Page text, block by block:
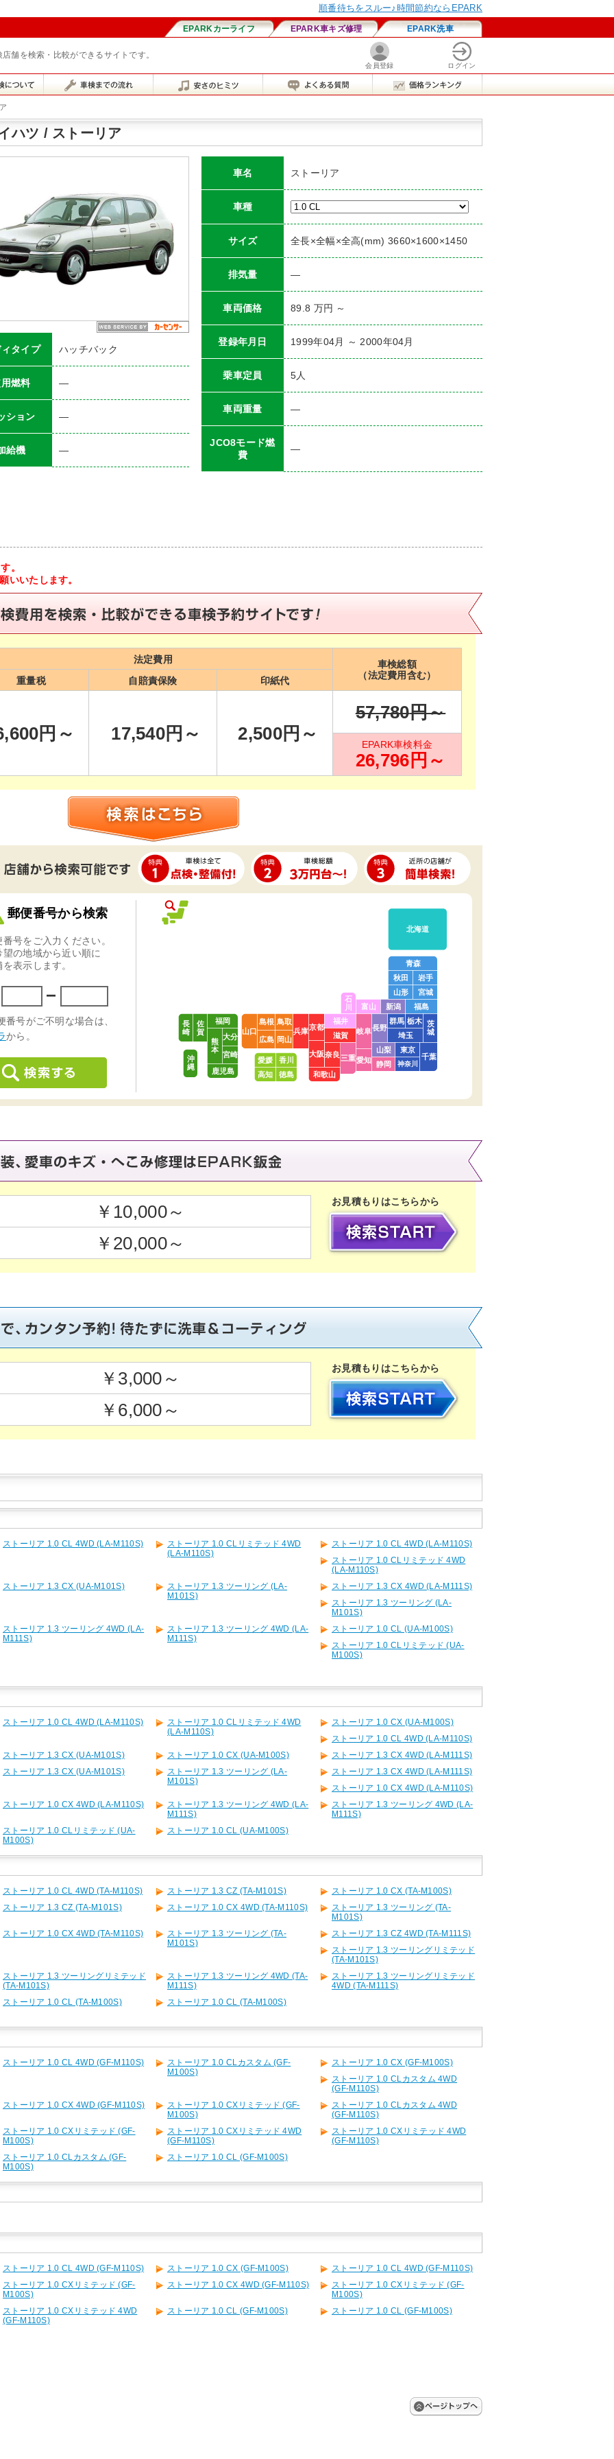
舗を検索・比較ができるサイトです。
ハツ / ストーリア
タイプ ハッチバック
燃料 ―
ション ―
給機 ―
車名 ストーリア
車種
サイズ 全長×全幅×全高(mm) 3660×1600×1450
排気量 ―
車両価格 89.8 万円 ～
登録年月日 1999年04月 ～ 2000年04月
乗車定員 5人
車両重量 ―
JCO8モード燃
費
―
。
いいたします。
法定費用
車検総額
（法定費用含む）
重量税 自賠責保険 印紙代
円～ 17,540円～ 2,500円～
57,780円～
EPARK車検料金
26,796 円～
北海道
青森
岩手
宮城
秋田
山形
福島
茨
城
栃木
群馬
埼玉
千葉
東京
神奈川
新潟
山梨
長野
富山
石
川
福井
岐阜
静岡
愛知
三重
滋賀
京都
大阪
兵庫
奈良
和歌山
鳥取
岡山
島根
広島
山口
徳島
香川
愛媛
高知
福岡
佐
賀
長
崎
熊
本
大分
宮崎
鹿児島
沖
縄
￥10,000～
￥20,000～
お見積もりはこちらから
￥3,000～
￥6,000～
お見積もりはこちらから
ストーリア 1.0 CL 4WD (LA-M110S)
ストーリア 1.0 CLリミテッド 4WD
(LA-M110S)
ストーリア 1.0 CL 4WD (LA-M110S)
ストーリア 1.0 CLリミテッド 4WD
(LA-M110S)
ストーリア 1.3 CX (UA-M101S)
ストーリア 1.3 ツーリング (LA-
M101S)
ストーリア 1.3 CX 4WD (LA-M111S)
ストーリア 1.3 ツーリング (LA-
M101S)
ストーリア 1.3 ツーリング 4WD (LA-
M111S)
ストーリア 1.3 ツーリング 4WD (LA-
M111S)
ストーリア 1.0 CL (UA-M100S)
ストーリア 1.0 CLリミテッド (UA-
M100S)
ストーリア 1.0 CL 4WD (LA-M110S)
ストーリア 1.0 CLリミテッド 4WD
(LA-M110S)
ストーリア 1.0 CX (UA-M100S)
ストーリア 1.0 CL 4WD (LA-M110S)
ストーリア 1.3 CX (UA-M101S)
ストーリア 1.0 CX (UA-M100S)
ストーリア 1.3 CX 4WD (LA-M111S)
ストーリア 1.3 CX (UA-M101S)
ストーリア 1.3 ツーリング (LA-
M101S)
ストーリア 1.3 CX 4WD (LA-M111S)
ストーリア 1.0 CX 4WD (LA-M110S)
ストーリア 1.0 CX 4WD (LA-M110S)
ストーリア 1.3 ツーリング 4WD (LA-
M111S)
ストーリア 1.3 ツーリング 4WD (LA-
M111S)
ストーリア 1.0 CLリミテッド (UA-
M100S)
ストーリア 1.0 CL (UA-M100S)
ストーリア 1.0 CL 4WD (TA-M110S) ストーリア 1.3 CZ (TA-M101S)
ストーリア 1.0 CX (TA-M100S)
ストーリア 1.3 CZ (TA-M101S)
ストーリア 1.0 CX 4WD (TA-M110S)
ストーリア 1.3 ツーリング (TA-
M101S)
ストーリア 1.0 CX 4WD (TA-M110S)
ストーリア 1.3 ツーリング (TA-
M101S)
ストーリア 1.3 CZ 4WD (TA-M111S)
ストーリア 1.3 ツーリングリミテッド
(TA-M101S)
ストーリア 1.3 ツーリングリミテッド
(TA-M101S)
ストーリア 1.3 ツーリング 4WD (TA-
M111S)
ストーリア 1.3 ツーリングリミテッド
4WD (TA-M111S)
ストーリア 1.0 CL (TA-M100S)
ストーリア 1.0 CL (TA-M100S)
ストーリア 1.0 CL 4WD (GF-M110S)
ストーリア 1.0 CLカスタム (GF-
M100S)
ストーリア 1.0 CX (GF-M100S)
ストーリア 1.0 CLカスタム 4WD
(GF-M110S)
ストーリア 1.0 CX 4WD (GF-M110S)
ストーリア 1.0 CXリミテッド (GF-
M100S)
ストーリア 1.0 CLカスタム 4WD
(GF-M110S)
ストーリア 1.0 CXリミテッド (GF-
M100S)
ストーリア 1.0 CXリミテッド 4WD
(GF-M110S)
ストーリア 1.0 CXリミテッド 4WD
(GF-M110S)
ストーリア 1.0 CLカスタム (GF-
M100S)
ストーリア 1.0 CL (GF-M100S)
ストーリア 1.0 CL 4WD (GF-M110S) ストーリア 1.0 CX (GF-M100S)
ストーリア 1.0 CL 4WD (GF-M110S)
ストーリア 1.0 CXリミテッド (GF-
M100S)
ストーリア 1.0 CX 4WD (GF-M110S)
ストーリア 1.0 CXリミテッド (GF-
M100S)
ストーリア 1.0 CXリミテッド 4WD
(GF-M110S)
ストーリア 1.0 CL (GF-M100S) ストーリア 1.0 CL (GF-M100S)